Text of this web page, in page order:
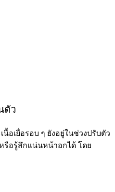
ตัว
อเยื่อรอบ ๆ ยังอยู่ในช่วงปรับตัว
รือรู้สึกแน่นหน้าอกได้ โดย